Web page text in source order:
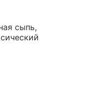
сыпь,